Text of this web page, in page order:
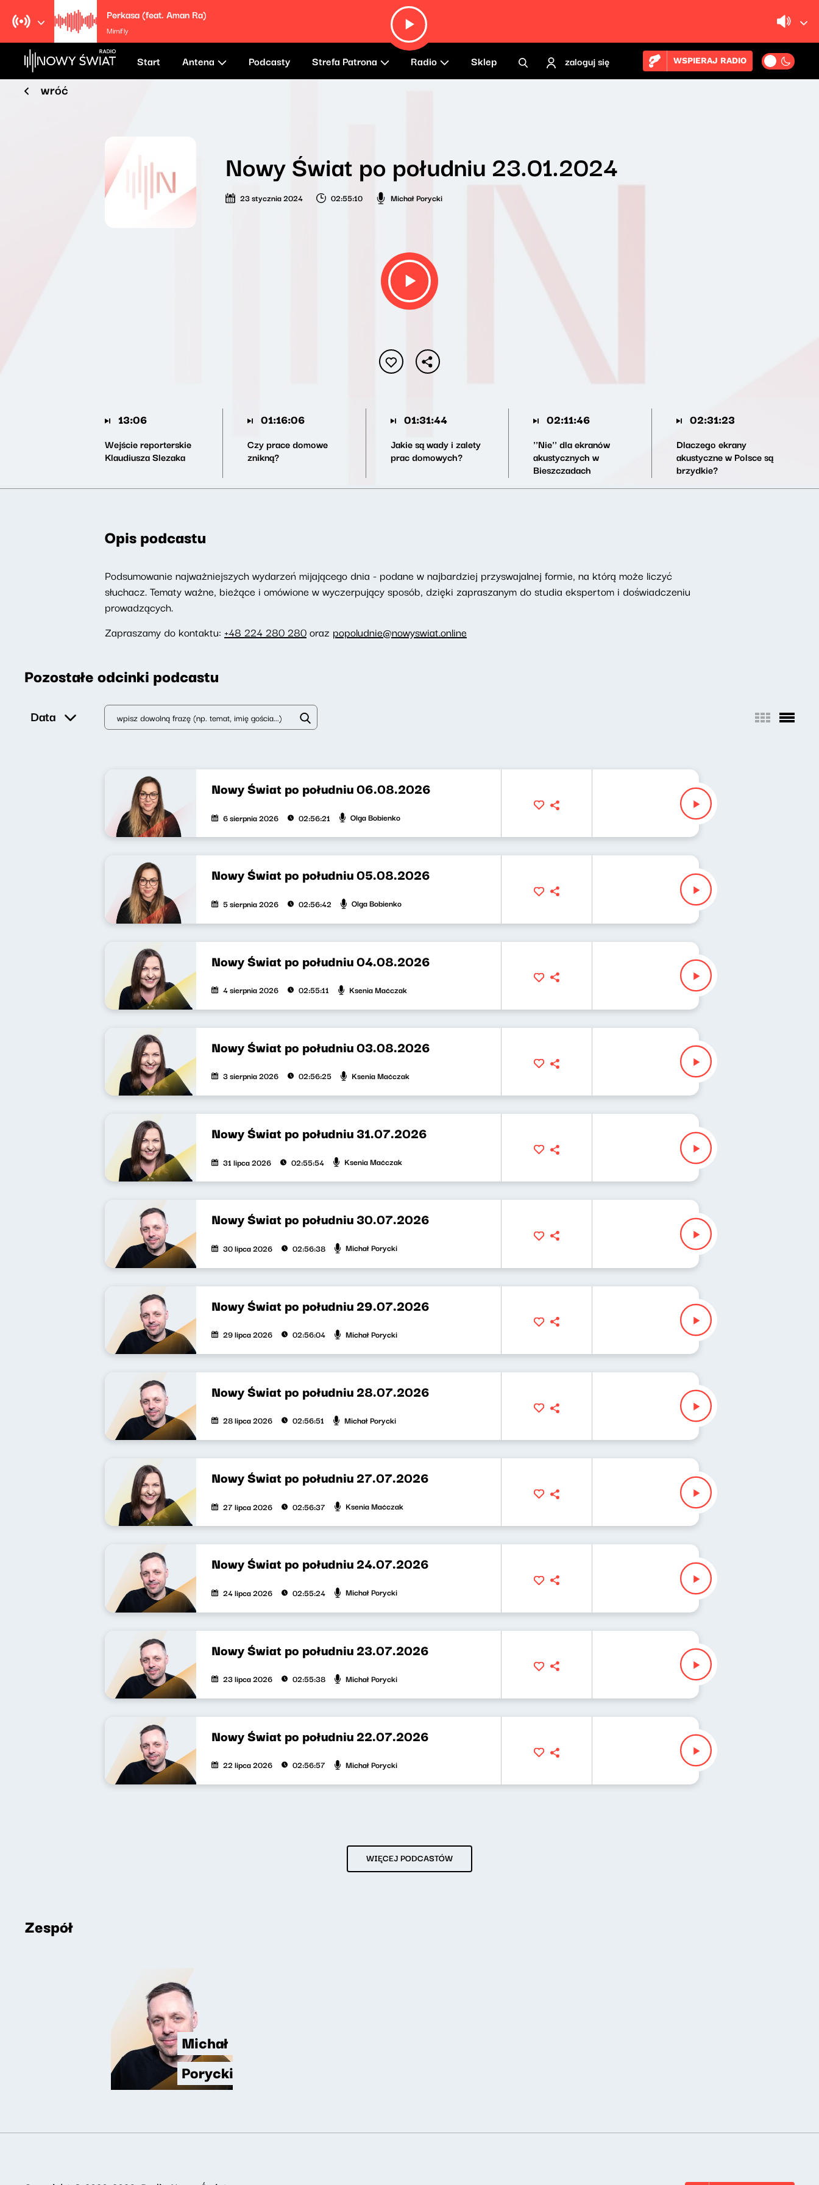
Perkasa (feat. Aman Ra)
Mimifly
Start Antena Podcasty Strefa Patrona Radio Sklep zaloguj się WSPIERAJ RADIO
wróć
Nowy Świat po południu 23.01.2024
23 stycznia 2024 02:55:10 Michał Porycki
13:06
Wejście reporterskie
Klaudiusza Slezaka
01:16:06
Czy prace domowe
znikną?
01:31:44
Jakie są wady i zalety
prac domowych?
02:11:46
''Nie'' dla ekranów
akustycznych w
Bieszczadach
02:31:23
Dlaczego ekrany
akustyczne w Polsce są
brzydkie?
Opis podcastu
Podsumowanie najważniejszych wydarzeń mijającego dnia - podane w najbardziej przyswajalnej formie, na którą może liczyć
słuchacz. Tematy ważne, bieżące i omówione w wyczerpujący sposób, dzięki zapraszanym do studia ekspertom i doświadczeniu
prowadzących.
Zapraszamy do kontaktu: +48 224 280 280oraz popoludnie@nowyswiat.online
Pozostałe odcinki podcastu
Data
Nowy Świat po południu 06.08.2026
6 sierpnia 2026 02:56:21 Olga Bobienko
Nowy Świat po południu 05.08.2026
5 sierpnia 2026 02:56:42 Olga Bobienko
Nowy Świat po południu 04.08.2026
4 sierpnia 2026 02:55:11 Ksenia Maćczak
Nowy Świat po południu 03.08.2026
3 sierpnia 2026 02:56:25 Ksenia Maćczak
Nowy Świat po południu 31.07.2026
31 lipca 2026 02:55:54 Ksenia Maćczak
Nowy Świat po południu 30.07.2026
30 lipca 2026 02:56:38 Michał Porycki
Nowy Świat po południu 29.07.2026
29 lipca 2026 02:56:04 Michał Porycki
Nowy Świat po południu 28.07.2026
28 lipca 2026 02:56:51 Michał Porycki
Nowy Świat po południu 27.07.2026
27 lipca 2026 02:56:37 Ksenia Maćczak
Nowy Świat po południu 24.07.2026
24 lipca 2026 02:55:24 Michał Porycki
Nowy Świat po południu 23.07.2026
23 lipca 2026 02:55:38 Michał Porycki
Nowy Świat po południu 22.07.2026
22 lipca 2026 02:56:57 Michał Porycki
WIĘCEJ PODCASTÓW
Zespół
Michał
Porycki